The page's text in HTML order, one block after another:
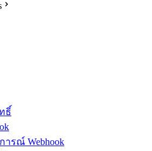
ธิ์
รณ์ Webhook